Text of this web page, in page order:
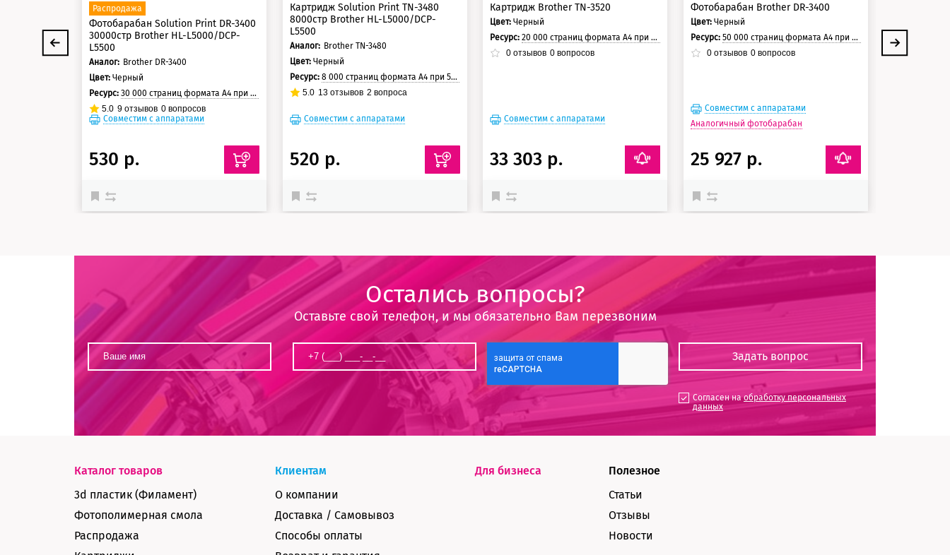
Распродажа
Фотобарабан Solution Print DR-3400
30000стр Brother HL-L5000/DCP-
L5500
Аналог: Brother DR-3400
Цвет: Черный
Ресурс:30 000 страниц формата А4 при 5% заполнении страницы
5.0 9 отзывов 0 вопросов
Совместим с аппаратами
530 р.
Картридж Solution Print TN-3480
8000стр Brother HL-L5000/DCP-
L5500
Аналог: Brother TN-3480
Цвет: Черный
Ресурс: 8 000 страниц формата А4 при 5% заполнении страницы
5.0 13отзывов 2 вопроса
Совместим с аппаратами
520 р.
Картридж Brother TN-3520
Цвет: Черный
Ресурс:20 000 страниц формата А4 при 5% заполнении страницы.
0 отзывов 0 вопросов
Совместим с аппаратами
33 303 р.
Фотобарабан Brother DR-3400
Цвет: Черный
Ресурс: 50 000 страниц формата А4 при 5% заполнении страницы.
0отзывов 0вопросов
Совместим с аппаратами
Аналогичный фотобарабан
25 927 р.
Ресурс:
Остались вопросы?
Оставьте свой телефон, и мы обязательно Вам перезвоним
Согласен наобработку персональных
данных
Каталог товаров
3d пластик (Филамент)
Фотополимерная смола
Распродажа
Клиентам
О компании
Доставка / Самовывоз
Способы оплаты
Для бизнеса
Полезное
Статьи
Отзывы
Новости